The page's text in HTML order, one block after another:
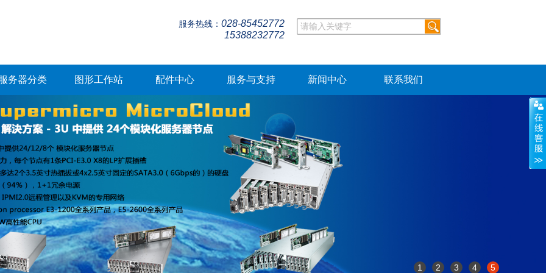
服务热线： 028-85452772
15388232772
务器分类 图形工作站 配件中心 服务与支持 新闻中心 联系我们
1 2 3 4 5